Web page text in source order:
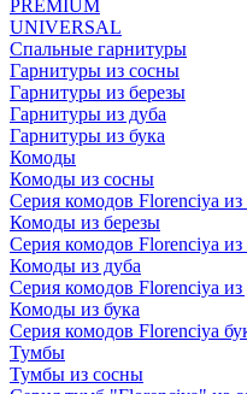
PREMIUM
UNIVERSAL
Спальные гарнитуры
Гарнитуры из сосны
Гарнитуры из березы
Гарнитуры из дуба
Гарнитуры из бука
Комоды
Комоды из сосны
Серия комодов Florenciya
Комоды из березы
Серия комодов Florenciya из
Комоды из дуба
Серия комодов Florenciya из
Комоды из бука
Серия комодов Florenciya
Тумбы
Тумбы из сосны